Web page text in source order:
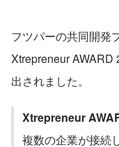
フツパーの共同開発
Xtrepreneur AWARD
出されました。
Xtrepreneur
複数の企業が接続